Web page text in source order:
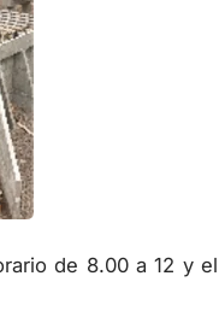
de 8.00 a 12 y el